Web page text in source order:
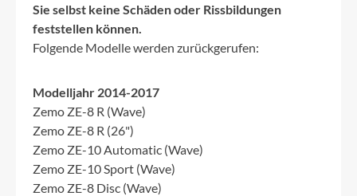
Sie selbst keine Schäden oder Rissbildungen
feststellen können.
Folgende Modelle werden zurückgerufen:
Modelljahr 2014-2017
Zemo ZE-8 R (Wave)
Zemo ZE-8 R (26")
Zemo ZE-10 Automatic (Wave)
Zemo ZE-10 Sport (Wave)
Zemo ZE-8 Disc (Wave)